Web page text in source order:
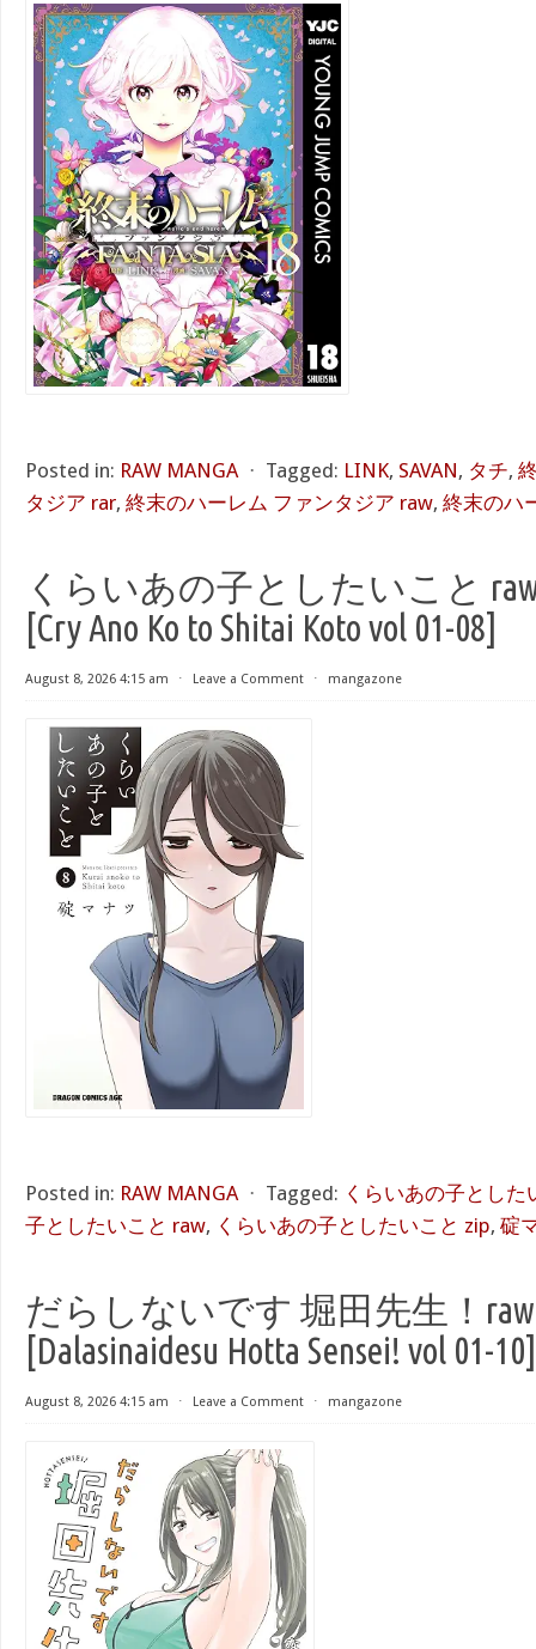
Posted in: RAW MANGA ⋅ Tagged: LINK, SAVAN, タチ,
タジア rar, 終末のハーレム ファンタジア raw, 終末のハ
くらいあの子としたいこと raw
[Cry Ano Ko to Shitai Koto vol 01-08]
August 8, 2026 4:15 am ⋅ Leave a Comment ⋅ mangazone
Posted in: RAW MANGA ⋅ Tagged: くらいあの子とした
子としたいこと raw, くらいあの子としたいこと zip, 碇
だらしないです 堀田先生！raw
[Dalasinaidesu Hotta Sensei! vol 01-10]
August 8, 2026 4:15 am ⋅ Leave a Comment ⋅ mangazone